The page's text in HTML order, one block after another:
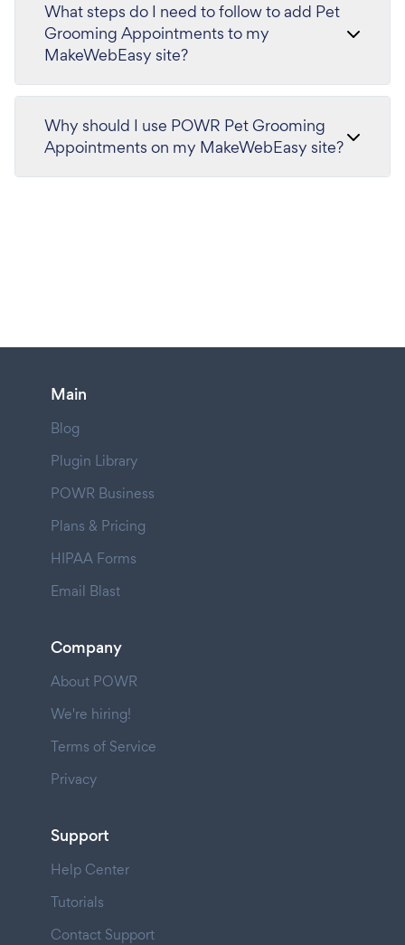
What steps do I need to follow to add Pet
Grooming Appointments to my
MakeWebEasy site?
Why should I use POWR Pet Grooming
Appointments on my MakeWebEasy site?
Main
Blog
Plugin Library
POWR Business
Plans & Pricing
HIPAA Forms
Email Blast
Company
About POWR
We're hiring!
Terms of Service
Privacy
Support
Help Center
Tutorials
Contact Support